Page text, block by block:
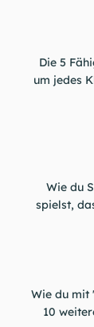
Die 5
um jedes
Wie du
spielst,
Wie du mit
10